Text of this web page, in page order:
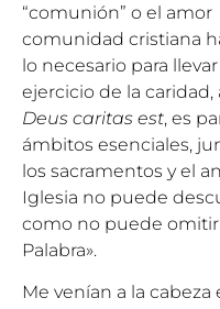
“comunión” o el
comunidad cristiana
lo necesario para
ejercicio de la
Deus caritas est, es
ámbitos esenciales,
los sacramentos y el
Iglesia no puede
como no puede omitir
Palabra».
Me venían a la cabeza